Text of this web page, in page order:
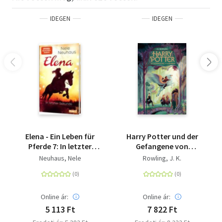
IDEGEN
Elena - Ein Leben für
Pferde 7: In letzter
Sekunde
Neuhaus, Nele
Online ár:
5 113 Ft
IDEGEN
Harry Potter und der
Gefangene von
Askaban (Harry Potter
Kinderbuch-Klassikers
bekanntesten
Zauberer der Welt
Rowling, J. K.
Online ár:
7 822 Ft